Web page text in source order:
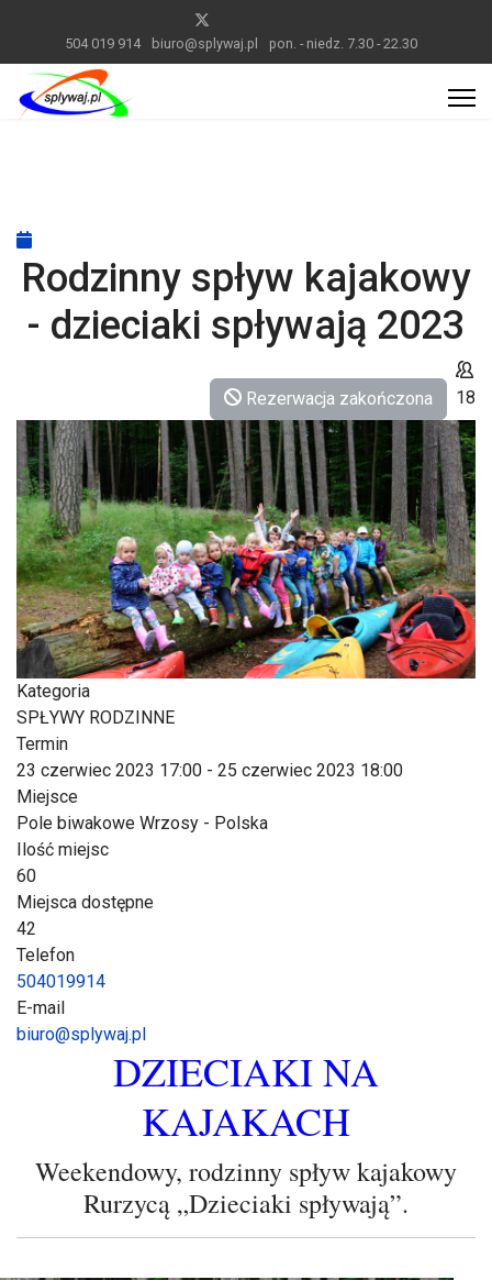
504 019 914 biuro@splywaj.pl pon. - niedz. 7.30 - 22.30
Rodzinny spływ kajakowy
- dzieciaki spływają 2023
Rezerwacja zakończona 18
Kategoria
SPŁYWY RODZINNE
Termin
23 czerwiec 2023 17:00 - 25 czerwiec 2023 18:00
Miejsce
Pole biwakowe Wrzosy - Polska
Ilość miejsc
60
Miejsca dostępne
42
Telefon
504019914
E-mail
biuro@splywaj.pl
DZIECIAKI NA
KAJAKACH
Weekendowy, rodzinny spływ kajakowy
Rurzycą „Dzieciaki spływają”.